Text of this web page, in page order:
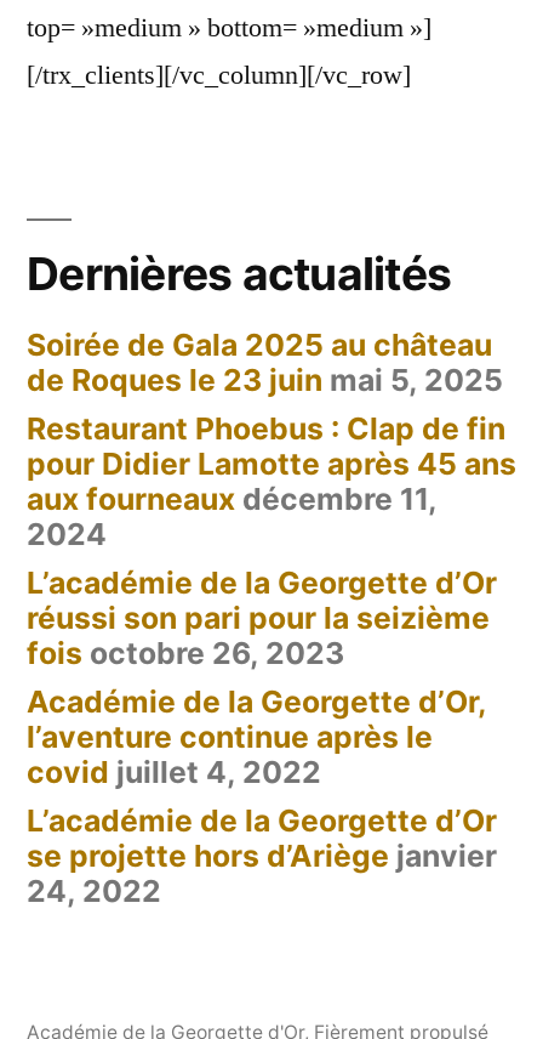
top= »medium » bottom= »medium »]
[/trx_clients][/vc_column][/vc_row]
Dernières actualités
Soirée de Gala 2025 au château
de Roques le 23 juin mai 5, 2025
Restaurant Phoebus : Clap de fin
pour Didier Lamotte après 45 ans
aux fourneaux décembre 11,
2024
L’académie de la Georgette d’Or
réussi son pari pour la seizième
fois octobre 26, 2023
Académie de la Georgette d’Or,
l’aventure continue après le
covid juillet 4, 2022
L’académie de la Georgette d’Or
se projette hors d’Ariège janvier
24, 2022
Académie de la Georgette d'Or, Fièrement propulsé